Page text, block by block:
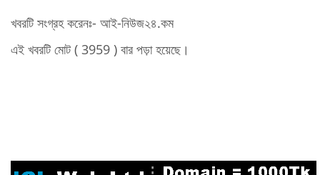
খবরটি সংগ্রহ করেনঃ- আই-নিউজ২৪.কম
এই খবরটি মোট ( 3959 ) বার পড়া হয়েছে।